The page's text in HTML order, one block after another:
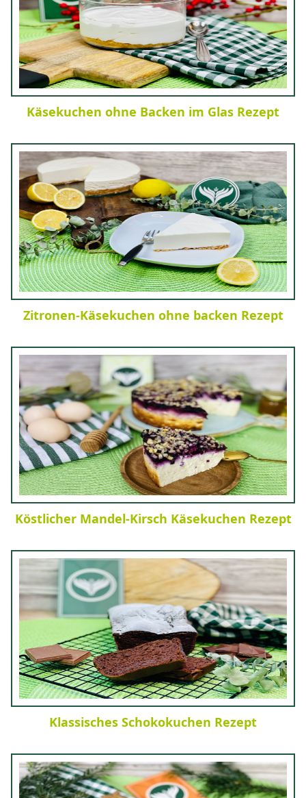
Käsekuchen ohne Backen im Glas Rezept
Zitronen-Käsekuchen ohne backen Rezept
Köstlicher Mandel-Kirsch Käsekuchen Rezept
Klassisches Schokokuchen Rezept